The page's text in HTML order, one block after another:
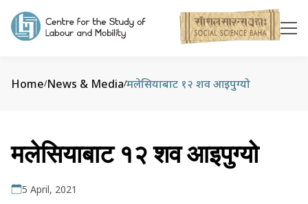
Home/News & Media/मलेसियाबाट १२ शव आइपुग्यो
मलेसियाबाट १२ शव आइपुग्यो
5 April, 2021